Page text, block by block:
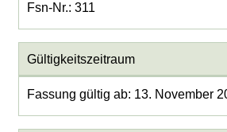
Fsn-Nr.: 311
Gültigkeitszeitraum
Fassung gültig ab: 13. November